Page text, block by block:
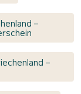
–
–